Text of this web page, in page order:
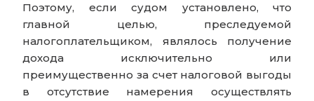
Поэтому, если судом установлено, что
главной целью, преследуемой
налогоплательщиком, являлось получение
дохода исключительно или
преимущественно за счет налоговой выгоды
в отсутствие намерения осуществлять